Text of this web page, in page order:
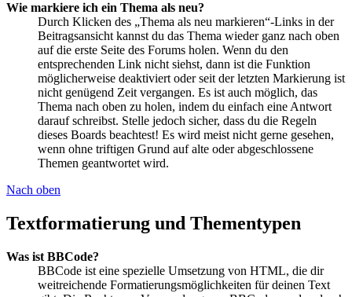
Wie markiere ich ein Thema als neu?
Durch Klicken des „Thema als neu markieren“-Links in der
Beitragsansicht kannst du das Thema wieder ganz nach oben
auf die erste Seite des Forums holen. Wenn du den
entsprechenden Link nicht siehst, dann ist die Funktion
möglicherweise deaktiviert oder seit der letzten Markierung ist
nicht genügend Zeit vergangen. Es ist auch möglich, das
Thema nach oben zu holen, indem du einfach eine Antwort
darauf schreibst. Stelle jedoch sicher, dass du die Regeln
dieses Boards beachtest! Es wird meist nicht gerne gesehen,
wenn ohne triftigen Grund auf alte oder abgeschlossene
Themen geantwortet wird.
Nach oben
Textformatierung und Thementypen
Was ist BBCode?
BBCode ist eine spezielle Umsetzung von HTML, die dir
weitreichende Formatierungsmöglichkeiten für deinen Text